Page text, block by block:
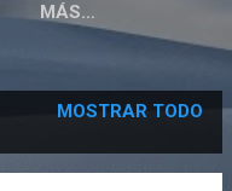
MÁS…
MOSTRAR TODO